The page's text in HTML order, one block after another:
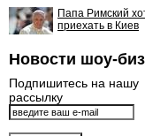
Папа Римский
приехать в Киев
Новости шоу-
Подпишитесь на нашу
рассылку